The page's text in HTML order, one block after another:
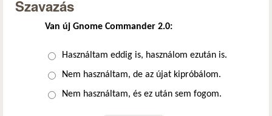
Szavazás
Van új Gnome Commander 2.0:
Választások
Használtam eddig is, használom ezután is.
Nem használtam, de az újat kipróbálom.
Nem használtam, és ez után sem fogom.